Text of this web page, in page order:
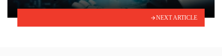
NEXT ARTICLE